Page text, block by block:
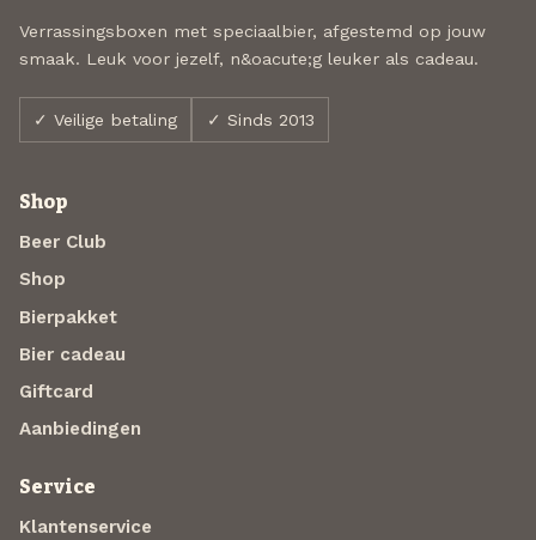
Verrassingsboxen met speciaalbier, afgestemd op jouw
smaak. Leuk voor jezelf, n&oacute;g leuker als cadeau.
✓ Veilige betaling ✓ Sinds 2013
Shop
Beer Club
Shop
Bierpakket
Bier cadeau
Giftcard
Aanbiedingen
Service
Klantenservice